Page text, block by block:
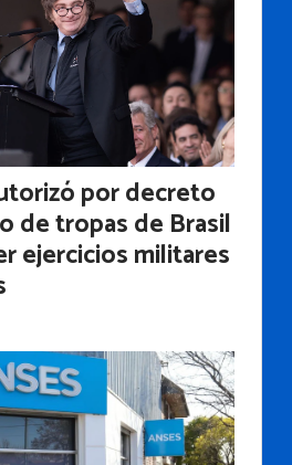
por decreto
de tropas de Brasil
ejercicios militares